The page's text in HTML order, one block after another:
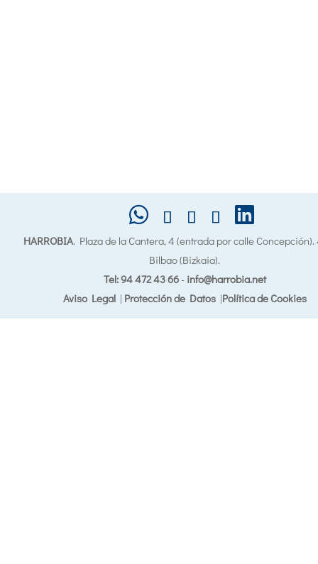
HARROBIA. Plaza de la Cantera, 4 (entrada por calle
Bilbao (Bizkaia).
Tel: 94 472 43 66- info@harrobia.net
Aviso Legal| Protección de Datos|Política de Cookies